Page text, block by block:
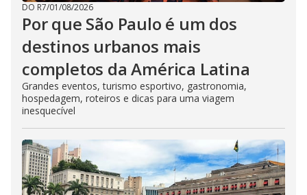
DO R7/01/08/2026
Por que São Paulo é um dos
destinos urbanos mais
completos da América Latina
Grandes eventos, turismo esportivo, gastronomia,
hospedagem, roteiros e dicas para uma viagem
inesquecível